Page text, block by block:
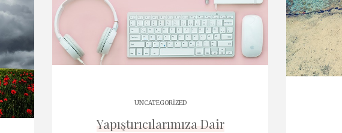
UNCATEGORIZED
Yapıştırıcılarımıza Dair